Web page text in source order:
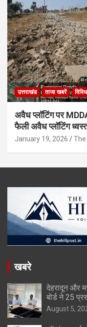
उत्तराखंड ताजा खबरें विविध
अवैध प्लॉटिंग पर
फैली अवैध प्लॉटिंग
January 19, 2026 The
खबरे
देहरादून और
बोर्ड ने 25
August 5,